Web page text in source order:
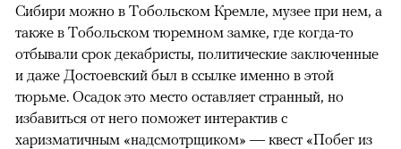
Сибири можно в Тобольском Кремле, музее при нем, а
также в Тобольском тюремном замке, где когда-то
отбывали срок декабристы, политические заключенные
и даже Достоевский был в ссылке именно в этой
тюрьме. Осадок это место оставляет странный, но
избавиться от него поможет интерактив с
харизматичным «надсмотрщиком» — квест «Побег из